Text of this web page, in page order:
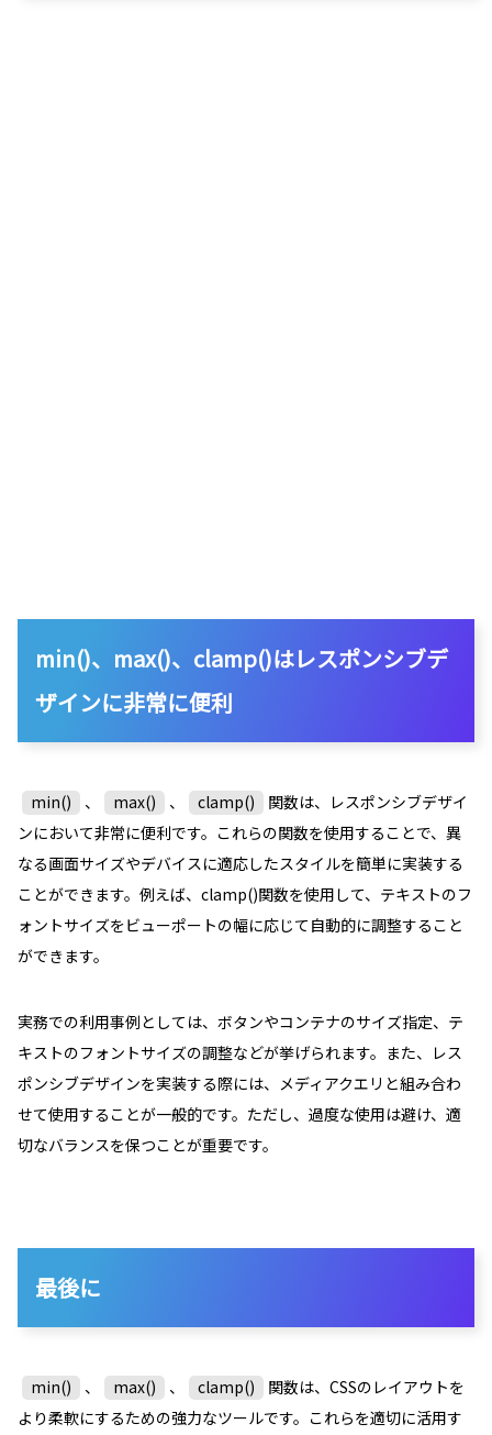
min()、max()、clamp()はレスポンシブデ
ザインに非常に便利
min() 、 max() 、 clamp()
関数は、レスポンシブデザイ
ンにおいて非常に便利です。これらの関数を使用することで、異
なる画面サイズやデバイスに適応したスタイルを簡単に実装する
ことができます。例えば、clamp()関数を使用して、テキストのフ
ォントサイズをビューポートの幅に応じて自動的に調整すること
ができます。
実務での利用事例としては、ボタンやコンテナのサイズ指定、テ
キストのフォントサイズの調整などが挙げられます。また、レス
ポンシブデザインを実装する際には、メディアクエリと組み合わ
せて使用することが一般的です。ただし、過度な使用は避け、適
切なバランスを保つことが重要です。
最後に
min() 、 max() 、 clamp()
関数は、CSSのレイアウトを
より柔軟にするための強力なツールです。これらを適切に活用す